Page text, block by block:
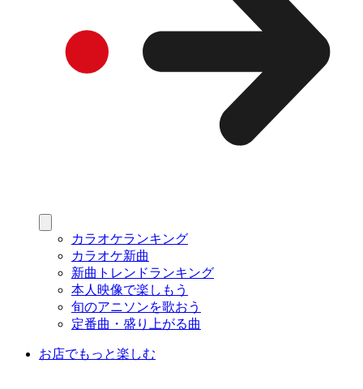
カラオケランキング
カラオケ新曲
新曲トレンドランキング
本人映像で楽しもう
旬のアニソンを歌おう
定番曲・盛り上がる曲
お店でもっと楽しむ